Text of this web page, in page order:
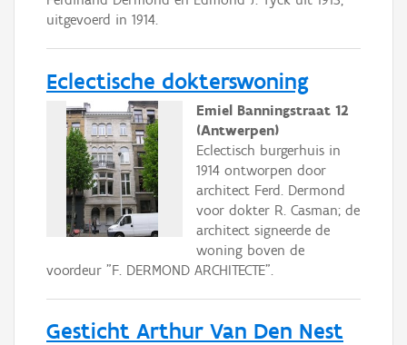
uitgevoerd in 1914.
Eclectische dokterswoning
Emiel Banningstraat 12
(Antwerpen)
Eclectisch burgerhuis in
1914 ontworpen door
architect Ferd. Dermond
voor dokter R. Casman; de
architect signeerde de
woning boven de
voordeur "F. DERMOND ARCHITECTE".
Gesticht Arthur Van Den Nest